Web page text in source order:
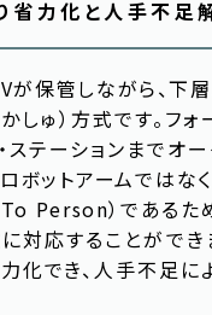
省力化と人手不足
が保管しながら、下
しゅ）方式です。フ
ステーションまでオ
ボットアームではな
Person）であるた
対応することができ
化でき、人手不足に